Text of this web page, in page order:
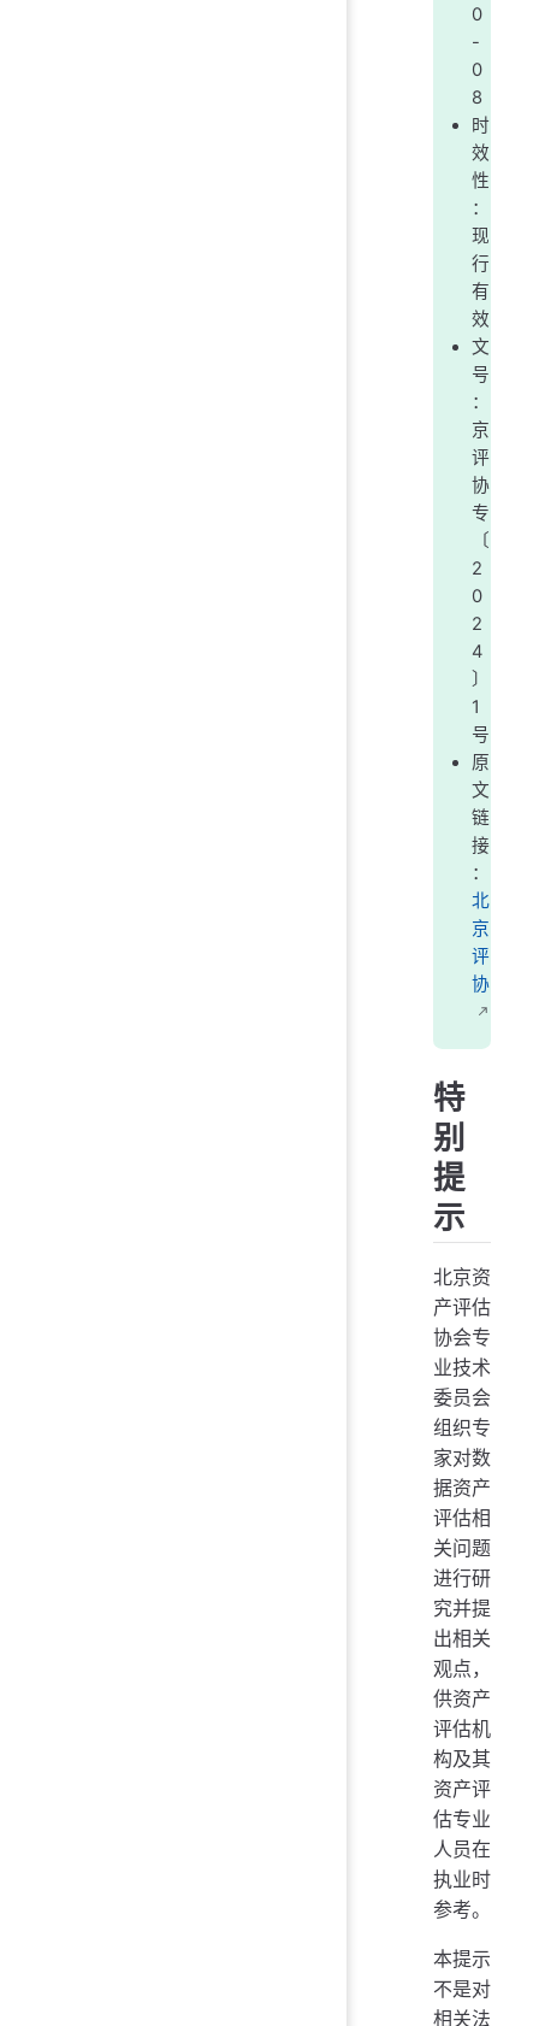
0
-
0
8
时
效
性
：
现
行
有
效
文
号
：
京
评
协
专
〔
2
0
2
4
〕
1
号
原
文
链
接
：
北
京
评
协
特
别
提
示
北京资
产评估
协会专
业技术
委员会
组织专
家对数
据资产
评估相
关问题
进行研
究并提
出相关
观点，
供资产
评估机
构及其
资产评
估专业
人员在
执业时
参考。
本提示
不是对
相关法